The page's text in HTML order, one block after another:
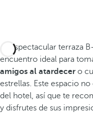
La espectacular terraza
encuentro ideal para
amigos al atardecer o
estrellas. Este espacio
del hotel, así que te
y disfrutes de sus